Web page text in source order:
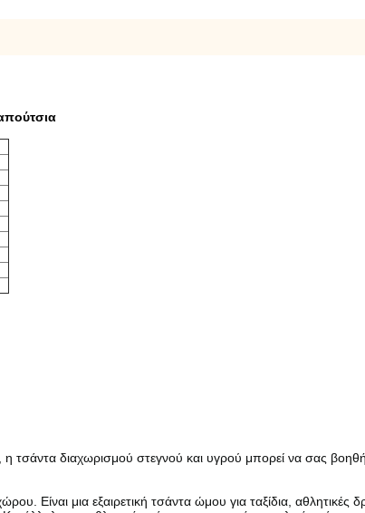
τσάντα διαχωρισμού στεγνού και υγρού μπορεί να σας
Είναι μια εξαιρετική τσάντα ώμου για ταξίδια, αθλητικές